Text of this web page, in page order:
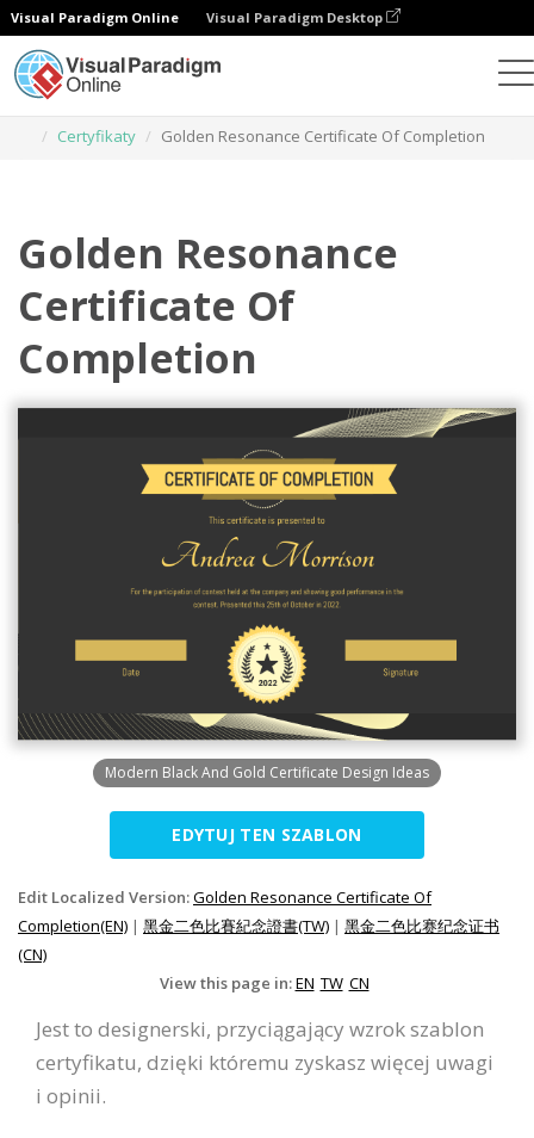
Visual Paradigm Online Visual Paradigm Desktop
Certyfikaty
Golden Resonance Certificate Of Completion
Golden Resonance
Certificate Of
Completion
Modern Black And Gold Certificate Design Ideas
EDYTUJ TEN SZABLON
Edit Localized Version:Golden Resonance Certificate Of
Completion(EN) | 黑金二色比賽紀念證書(TW) | 黑金二色比赛纪念证书
(CN)
View this page in:EN TW CN
Jest to designerski, przyciągający wzrok szablon
certyfikatu, dzięki któremu zyskasz więcej uwagi
i opinii.